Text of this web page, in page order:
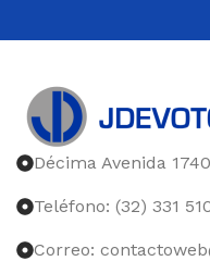
Décima Avenida
Teléfono: (32) 331
Correo: